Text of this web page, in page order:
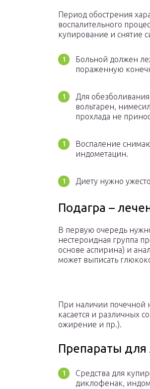
Период обострения
воспалительного
купирование и снятие
Больной должен
пораженную
Для
вольтарен,
прохлада не
Воспаление
индометацин.
Диету нужно
Подагра –
В первую очередь
нестероидная группа
основе аспирина) и
может выписать
При наличии почечной
касается и различных
ожирение и пр.).
Препараты для
Средства для
диклофенак,